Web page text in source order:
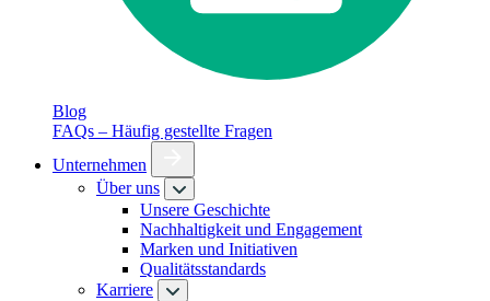
Blog
FAQs – Häufig gestellte Fragen
Unternehmen
Über uns
Unsere Geschichte
Nachhaltigkeit und Engagement
Marken und Initiativen
Qualitätsstandards
Karriere